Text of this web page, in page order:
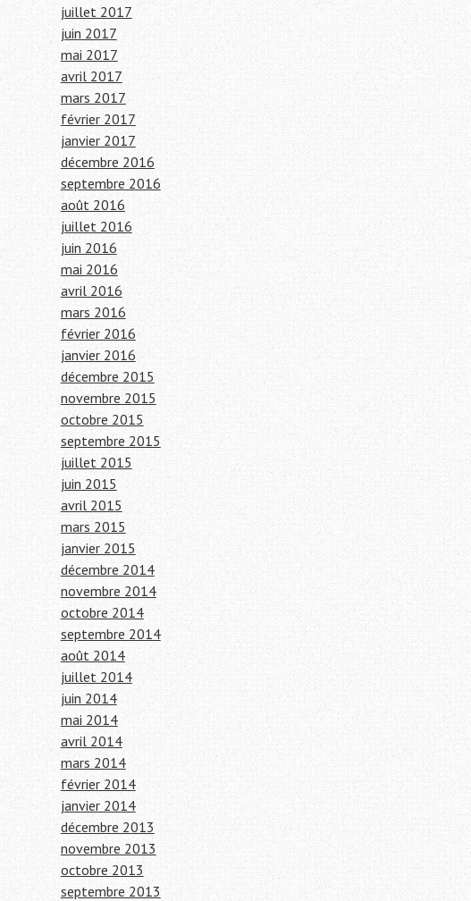
juillet 2017
juin 2017
mai 2017
avril 2017
mars 2017
février 2017
janvier 2017
décembre 2016
septembre 2016
août 2016
juillet 2016
juin 2016
mai 2016
avril 2016
mars 2016
février 2016
janvier 2016
décembre 2015
novembre 2015
octobre 2015
septembre 2015
juillet 2015
juin 2015
avril 2015
mars 2015
janvier 2015
décembre 2014
novembre 2014
octobre 2014
septembre 2014
août 2014
juillet 2014
juin 2014
mai 2014
avril 2014
mars 2014
février 2014
janvier 2014
décembre 2013
novembre 2013
octobre 2013
septembre 2013